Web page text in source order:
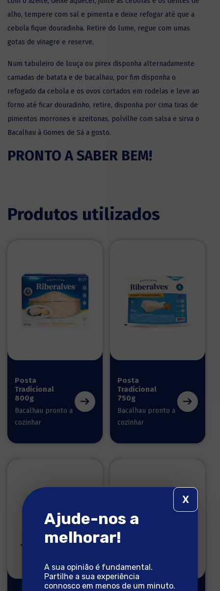
alho, tempere com sal e pimenta e deixe refogar até que a
cebola fique douradinha. Retire do lume, regue com umas
gotas de vinagre e reserve.
Num tabuleiro de louça ou pirex disponha alternadamente
camadas de batata e de bacalhau, por fim disponha o
refogado da cebola e os ovos cortados em rodelas e leve ao
forno até ficar douradinho, retire, disponha por cima tiras de
pimentos morrones e azeitonas, polvilhe com salsa e sirva o
Bacalhau à Gomes de Sá a gosto.
PRONTO A SABER BEM!
Produtos utilizados
Posta
Tradicional
800g
Bacalhau pronto a
cozinhar
Posta
Tradicional
750g
Bacalhau pronto a
cozinhar
Ajude-nos a
melhorar!
A sua opinião é fundamental.
Partilhe a sua experiência
connosco em menos de um minuto.
X